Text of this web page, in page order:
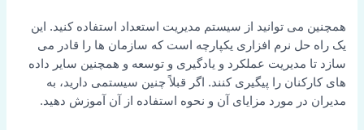
همچنین می توانید از سیستم مدیریت استعداد استفاده کنید. این
یک راه حل نرم افزاری یکپارچه است که سازمان ها را قادر می
سازد تا مدیریت عملکرد و یادگیری و توسعه و همچنین سایر داده
های کارکنان را پیگیری کنند. اگر قبلاً چنین سیستمی دارید، به
مدیران در مورد مزایای آن و نحوه استفاده از آن آموزش دهید.